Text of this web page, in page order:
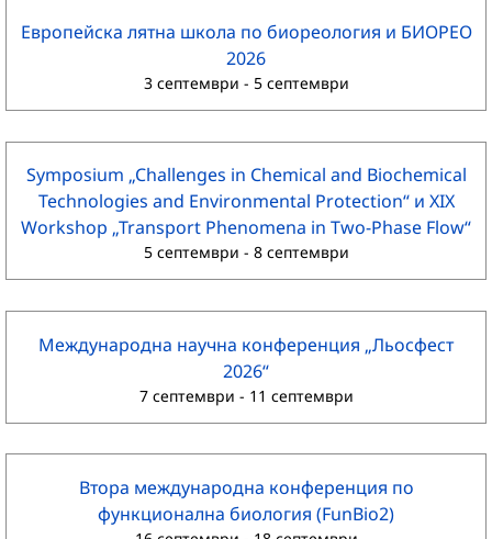
Европейска лятна школа по биореология и БИОРЕО
2026
3 септември - 5 септември
Symposium „Challenges in Chemical and Biochemical
Technologies and Environmental Protection“ и XIX
Workshop „Transport Phenomena in Two-Phase Flow“
5 септември - 8 септември
Международна научна конференция „Льосфест
2026“
7 септември - 11 септември
Втора международна конференция по
функционална биология (FunBio2)